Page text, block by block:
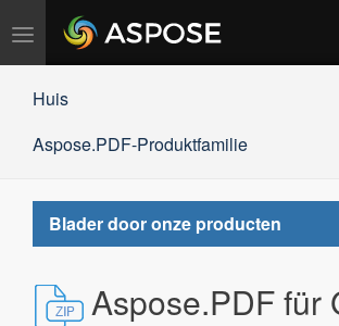
Navigation
umschalten
Huis
Aspose.PDF-Produktfamilie
Blader door onze producten
Aspose.PDF für